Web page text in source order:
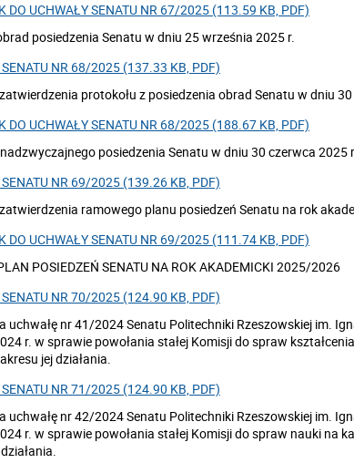
DO UCHWAŁY SENATU NR 67/2025 (113.59 KB, PDF)
posiedzenia Senatu w dniu 25 września 2025 r.
NR 68/2025 (137.33 KB, PDF)
protokołu z posiedzenia obrad Senatu w dniu
DO UCHWAŁY SENATU NR 68/2025 (188.67 KB, PDF)
posiedzenia Senatu w dniu 30 czerwca 2025
NR 69/2025 (139.26 KB, PDF)
ramowego planu posiedzeń Senatu na rok
DO UCHWAŁY SENATU NR 69/2025 (111.74 KB, PDF)
POSIEDZEŃ SENATU NA ROK AKADEMICKI 2025/2026
NR 70/2025 (124.90 KB, PDF)
uchwałę nr 41/2024 Senatu Politechniki Rzeszowskiej im.
r. w sprawie powołania stałej Komisji do spraw
jej działania.
NR 71/2025 (124.90 KB, PDF)
uchwałę nr 42/2024 Senatu Politechniki Rzeszowskiej im.
r. w sprawie powołania stałej Komisji do spraw nauki na